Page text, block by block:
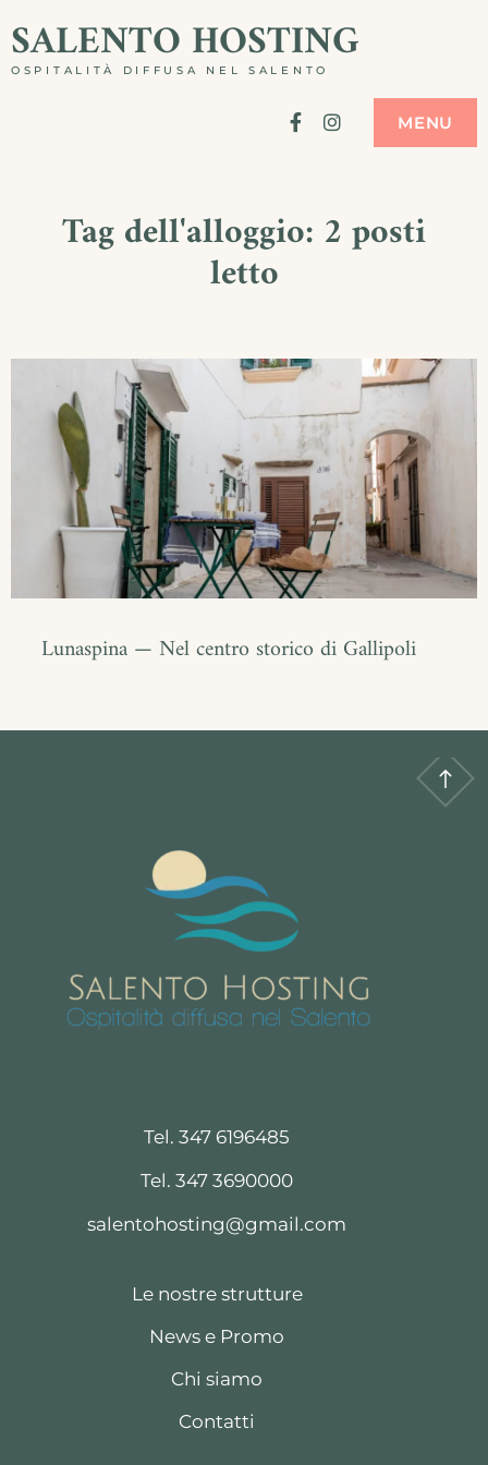
toSALENTO HOSTING
OSPITALITÀ DIFFUSA NEL SALENTO
FacebookInstagram
MENU
Tag dell'alloggio: 2 posti
letto
Lunaspina — Nel centro storico di Gallipoli
Tel. 347 6196485
Tel. 347 3690000
salentohosting@gmail.com
Le nostre strutture
News e Promo
Chi siamo
Contatti